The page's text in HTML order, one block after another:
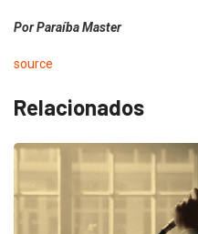
Por Paraíba Master
source
Relacionados